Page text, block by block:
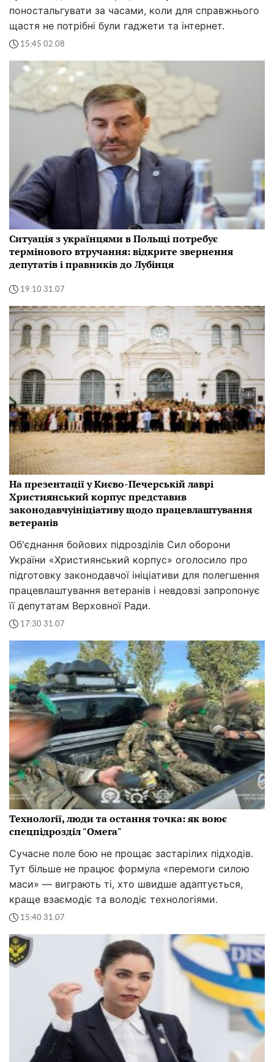
поностальгувати за часами, коли для справжнього
щастя не потрібні були гаджети та інтернет.
15:45 02.08
Ситуація з українцями в Польщі потребує
термінового втручання: відкрите звернення
депутатів і правників до Лубінця
19:10 31.07
На презентації у Києво-Печерській лаврі
Християнський корпус представив
законодавчуініціативу щодо працевлаштування
ветеранів
Об'єднання бойових підрозділів Сил оборони
України «Християнський корпус» оголосило про
підготовку законодавчої ініціативи для полегшення
працевлаштування ветеранів і невдовзі запропонує
її депутатам Верховної Ради.
17:30 31.07
Технології, люди та остання точка: як воює
спецпідрозділ "Омега"
Сучасне поле бою не прощає застарілих підходів.
Тут більше не працює формула «перемоги силою
маси» — виграють ті, хто швидше адаптується,
краще взаємодіє та володіє технологіями.
15:40 31.07